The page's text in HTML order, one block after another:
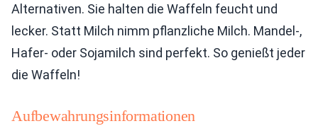
Alternativen. Sie halten die Waffeln feucht und
lecker. Statt Milch nimm pflanzliche Milch. Mandel-,
Hafer- oder Sojamilch sind perfekt. So genießt jeder
die Waffeln!
Aufbewahrungsinformationen